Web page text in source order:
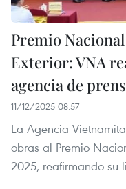
Premio
Exterior: VNA
agencia de
11/12/2025 08:57
La Agencia
obras al Premio
2025, reafirmando su